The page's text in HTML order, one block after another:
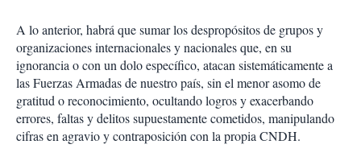
A lo anterior, habrá que sumar los despropósitos de grupos y
organizaciones internacionales y nacionales que, en su
ignorancia o con un dolo específico, atacan sistemáticamente a
las Fuerzas Armadas de nuestro país, sin el menor asomo de
gratitud o reconocimiento, ocultando logros y exacerbando
errores, faltas y delitos supuestamente cometidos, manipulando
cifras en agravio y contraposición con la propia CNDH.